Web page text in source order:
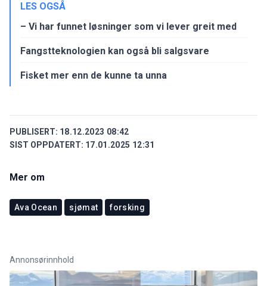
LES OGSÅ
– Vi har funnet løsninger som vi lever greit med
Fangstteknologien kan også bli salgsvare
Fisket mer enn de kunne ta unna
PUBLISERT: 18.12.2023 08:42
SIST OPPDATERT: 17.01.2025 12:31
Mer om
Ava Ocean sjømat forsking
Annonsørinnhold